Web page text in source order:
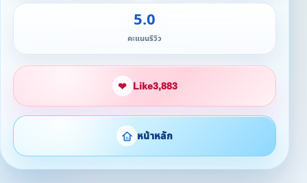
5.0
คะแนนรีวิว
❤ Like3,883
หน้าหลัก